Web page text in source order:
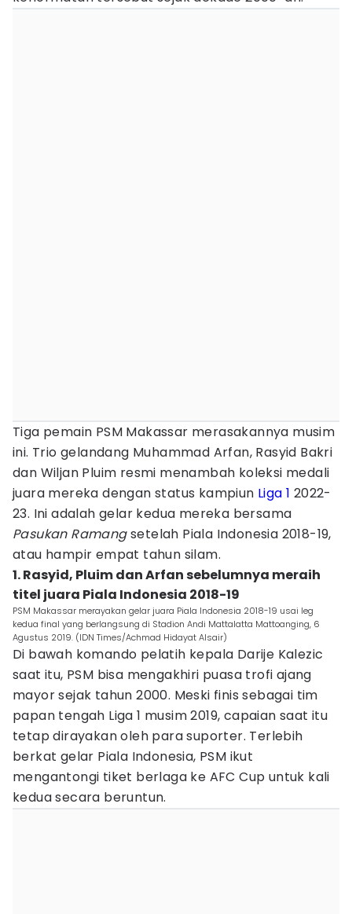
Tiga pemain PSM Makassar merasakannya musim
ini. Trio gelandang Muhammad Arfan, Rasyid Bakri
dan Wiljan Pluim resmi menambah koleksi medali
juara mereka dengan status kampiun Liga 1 2022-
23. Ini adalah gelar kedua mereka bersama
Pasukan Ramangsetelah Piala Indonesia 2018-19,
atau hampir empat tahun silam.
1. Rasyid, Pluim dan Arfan sebelumnya meraih
titel juara Piala Indonesia 2018-19
PSM Makassar merayakan gelar juara Piala Indonesia 2018-19 usai leg
kedua final yang berlangsung di Stadion Andi Mattalatta Mattoanging, 6
Agustus 2019. (IDN Times/Achmad Hidayat Alsair)
Di bawah komando pelatih kepala Darije Kalezic
saat itu, PSM bisa mengakhiri puasa trofi ajang
mayor sejak tahun 2000. Meski finis sebagai tim
papan tengah Liga 1 musim 2019, capaian saat itu
tetap dirayakan oleh para suporter. Terlebih
berkat gelar Piala Indonesia, PSM ikut
mengantongi tiket berlaga ke AFC Cup untuk kali
kedua secara beruntun.